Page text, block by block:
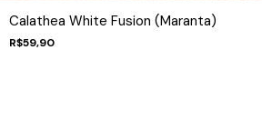
Calathea White Fusion (Maranta)
R$59,90